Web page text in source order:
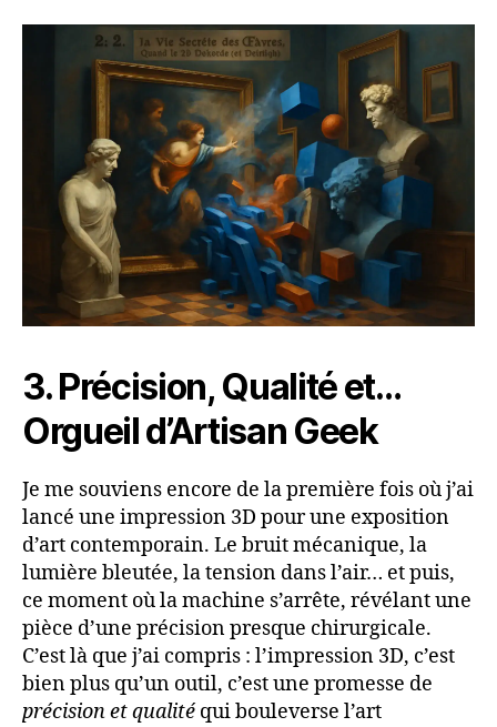
3. Précision, Qualité et…
Orgueil d’Artisan Geek
Je me souviens encore de la première fois où j’ai
lancé une impression 3D pour une exposition
d’art contemporain. Le bruit mécanique, la
lumière bleutée, la tension dans l’air… et puis,
ce moment où la machine s’arrête, révélant une
pièce d’une précision presque chirurgicale.
C’est là que j’ai compris : l’impression 3D, c’est
bien plus qu’un outil, c’est une promesse de
précision et qualité qui bouleverse l’art